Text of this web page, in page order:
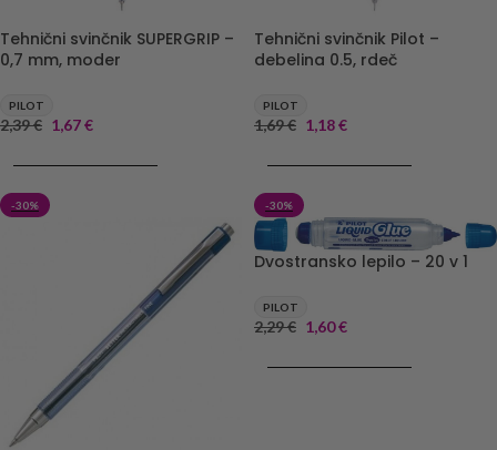
Tehnični svinčnik SUPERGRIP –
0,7 mm, moder
PILOT
2,39€ 1,67€
Tehnični svinčnik Pilot –
debelina 0.5, rdeč
PILOT
1,69€ 1,18€
-30% -30%
Dvostransko lepilo – 20 v 1
PILOT
2,29€ 1,60€